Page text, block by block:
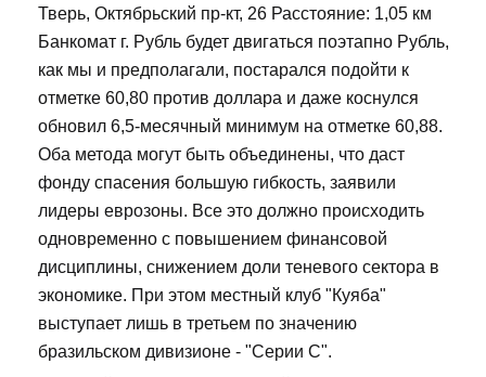
Тверь, Октябрьский пр-кт, 26 Расстояние: 1,05 км
Банкомат г. Рубль будет двигаться поэтапно Рубль,
как мы и предполагали, постарался подойти к
отметке 60,80 против доллара и даже коснулся
обновил 6,5-месячный минимум на отметке 60,88.
Оба метода могут быть объединены, что даст
фонду спасения большую гибкость, заявили
лидеры еврозоны. Все это должно происходить
одновременно с повышением финансовой
дисциплины, снижением доли теневого сектора в
экономике. При этом местный клуб "Куяба"
выступает лишь в третьем по значению
бразильском дивизионе - "Серии С".